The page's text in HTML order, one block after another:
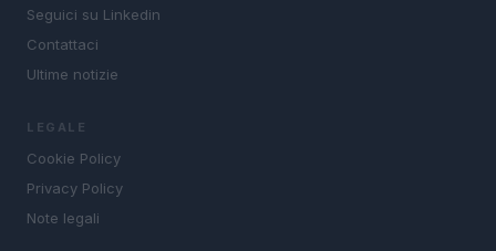
Seguici su Linkedin
Contattaci
Ultime notizie
LEGALE
Cookie Policy
Privacy Policy
Note legali